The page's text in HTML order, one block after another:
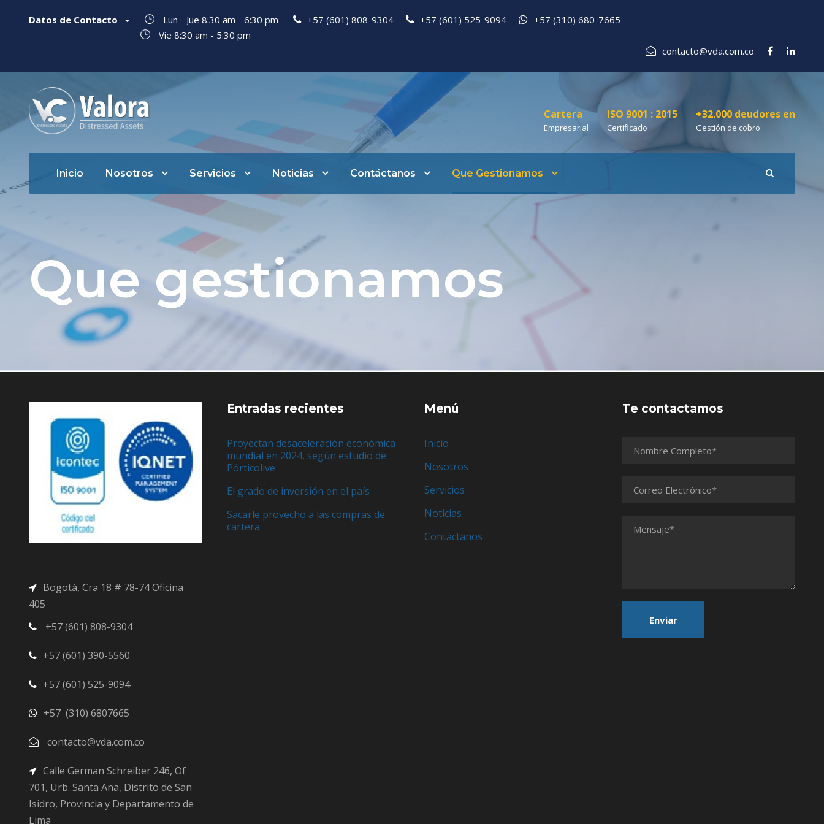
Datos de Contacto Lun - Jue 8:30 am - 6:30 pm +57 (601) 808-9304 +57 (601) 525-9094
+57 (310) 680-7665
Vie 8:30 am - 5:30 pm
contacto@vda.com.co
Cartera
Empresarial
ISO 9001 : 2015
Certificado
+32.000 deudores en
Gestión de cobro
Inicio Nosotros Servicios Noticias Contáctanos Que Gestionamos
Que gestionamos
Bogotá, Cra 18 # 78-74 Oficina
405
+57 (601) 808-9304
+57 (601) 390-5560
+57 (601) 525-9094
+57 (310) 6807665
contacto@vda.com.co
Calle German Schreiber 246, Of
701, Urb. Santa Ana, Distrito de San
Isidro, Provincia y Departamento de
Lima
Entradas recientes
Proyectan desaceleración económica
mundial en 2024, según estudio de
Pórticolive
El grado de inversión en el país
Sacarle provecho a las compras de
cartera
Menú
Inicio
Nosotros
Servicios
Noticias
Contáctanos
Te contactamos